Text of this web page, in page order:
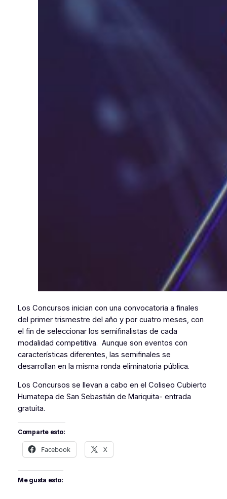
Los Concursos inician con una convocatoria a finales
del primer trismestre del año y por cuatro meses, con
el fin de seleccionar los semifinalistas de cada
modalidad competitiva. Aunque son eventos con
características diferentes, las semifinales se
desarrollan en la misma ronda eliminatoria pública.
Los Concursos se llevan a cabo en el Coliseo Cubierto
Humatepa de San Sebastián de Mariquita- entrada
gratuita.
Comparte esto:
Facebook X
Me gusta esto: